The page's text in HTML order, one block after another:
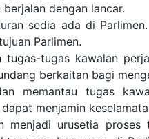
dengan lancar.
sedia ada di
Parlimen.
tugas-tugas kawalan
berkaitan bagi
memantau tugas
menjamin
menjadi urusetia proses